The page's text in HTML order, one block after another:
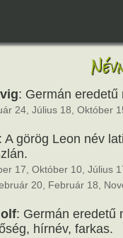
: Germán
24, Július 18, Október
: A görög Leon név
17, Október 10, Július
20, Február 18,
: Germán eredetű
hírnév, farkas.